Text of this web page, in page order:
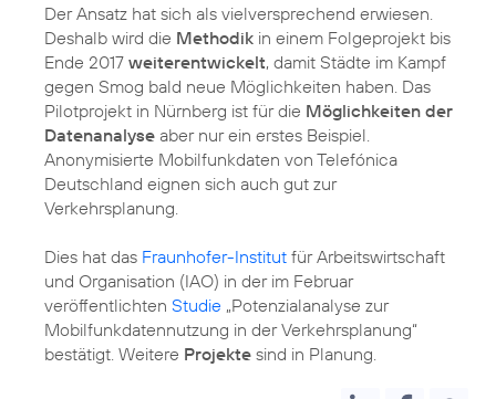
Der Ansatz hat sich als vielversprechend erwiesen.
Deshalb wird die Methodik in einem Folgeprojekt bis
Ende 2017 weiterentwickelt, damit Städte im Kampf
gegen Smog bald neue Möglichkeiten haben. Das
Pilotprojekt in Nürnberg ist für die Möglichkeiten der
Datenanalyse aber nur ein erstes Beispiel.
Anonymisierte Mobilfunkdaten von Telefónica
Deutschland eignen sich auch gut zur
Verkehrsplanung.
Dies hat das Fraunhofer-Institut für Arbeitswirtschaft
und Organisation (IAO) in der im Februar
veröffentlichten Studie „Potenzialanalyse zur
Mobilfunkdatennutzung in der Verkehrsplanung“
bestätigt. Weitere Projekte sind in Planung.